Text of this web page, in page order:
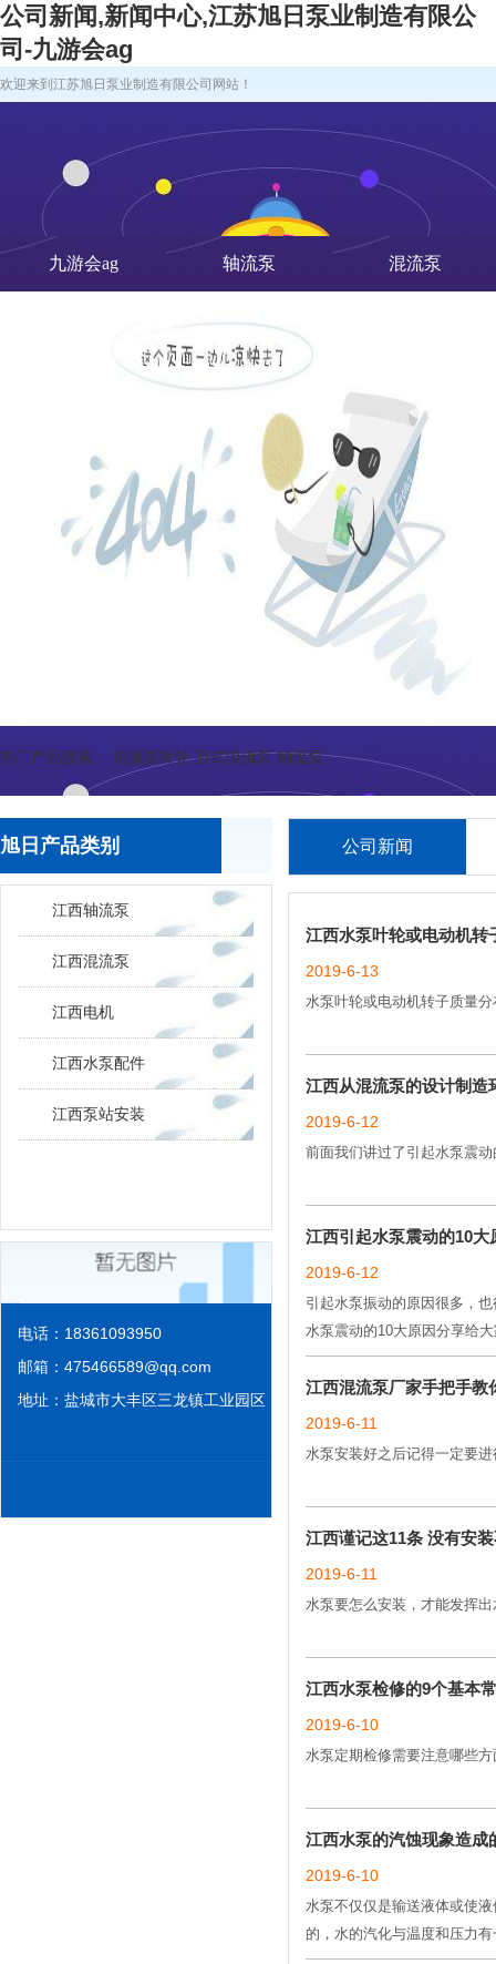
公司新闻,新闻中心,江苏旭日泵业制造有限公
司-九游会ag
欢迎来到江苏旭日泵业制造有限公司网站！
九游会ag 轴流泵 混流泵
热门产品搜索： 混流泵叶轮 卧式混流泵 轴流泵
旭日产品类别
江西轴流泵
江西混流泵
江西电机
江西水泵配件
江西泵站安装
电话：18361093950
邮箱： 475466589@qq.com
地址：盐城市大丰区三龙镇工业园区
公司新闻
江西水泵叶轮或电动机转
2019-6-13
水泵叶轮或电动机转子质量
江西从混流泵的设计制造
2019-6-12
前面我们讲过了引起水泵震
江西引起水泵震动的10大
2019-6-12
引起水泵振动的原因很多，
水泵震动的10大原因分享给
江西混流泵厂家手把手教
2019-6-11
水泵安装好之后记得一定要
江西谨记这11条 没有安
2019-6-11
水泵要怎么安装，才能发挥
江西水泵检修的9个基本
2019-6-10
水泵定期检修需要注意哪些
江西水泵的汽蚀现象造成
2019-6-10
水泵不仅仅是输送液体或使
的，水的汽化与温度和压力